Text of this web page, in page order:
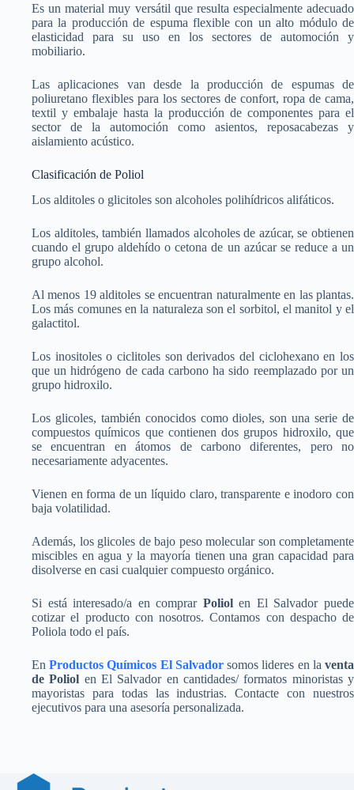
Es un material muy versátil que resulta especialmente adecuado
para la producción de espuma flexible con un alto módulo de
elasticidad para su uso en los sectores de automoción y
mobiliario.
Las aplicaciones van desde la producción de espumas de
poliuretano flexibles para los sectores de confort, ropa de cama,
textil y embalaje hasta la producción de componentes para el
sector de la automoción como asientos, reposacabezas y
aislamiento acústico.
Clasificación de Poliol
Los alditoles o glicitoles son alcoholes polihídricos alifáticos.
Los alditoles, también llamados alcoholes de azúcar, se obtienen
cuando el grupo aldehído o cetona de un azúcar se reduce a un
grupo alcohol.
Al menos 19 alditoles se encuentran naturalmente en las plantas.
Los más comunes en la naturaleza son el sorbitol, el manitol y el
galactitol.
Los inositoles o ciclitoles son derivados del ciclohexano en los
que un hidrógeno de cada carbono ha sido reemplazado por un
grupo hidroxilo.
Los glicoles, también conocidos como dioles, son una serie de
compuestos químicos que contienen dos grupos hidroxilo, que
se encuentran en átomos de carbono diferentes, pero no
necesariamente adyacentes.
Vienen en forma de un líquido claro, transparente e inodoro con
baja volatilidad.
Además, los glicoles de bajo peso molecular son completamente
miscibles en agua y la mayoría tienen una gran capacidad para
disolverse en casi cualquier compuesto orgánico.
Si está interesado/a en comprar Poliolen El Salvador puede
cotizar el producto con nosotros. Contamos con despacho de
Poliola todo el país.
EnProductos Químicos El Salvadorsomos lideres en laventa
de Poliol en El Salvador en cantidades/ formatos minoristas y
mayoristas para todas las industrias. Contacte con nuestros
ejecutivos para una asesoría personalizada.